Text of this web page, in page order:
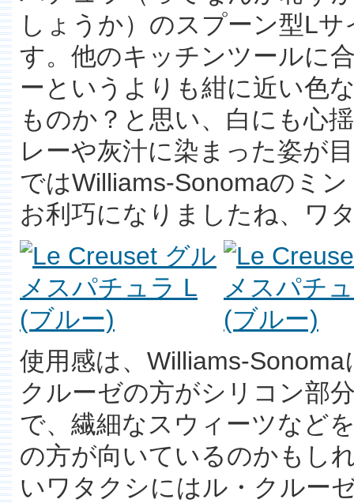
しょうか）のスプーン型L
す。他のキッチンツールに
ーというよりも紺に近い色
ものか？と思い、白にも心
レーや灰汁に染まった姿が
ではWilliams-Sonomaのミ
お利巧になりましたね、ワ
使用感は、Williams-
クルーゼの方がシリコン部
で、繊細なスウィーツなど
の方が向いているのかもし
いワタクシにはル・クルー